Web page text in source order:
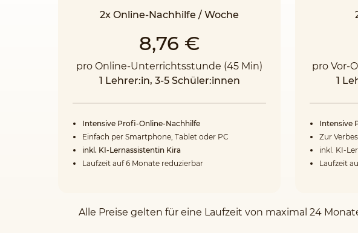
pro Vor-
1
Intensive
Zur
inkl. KI-
Laufzeit
2x Online-Nachhilfe / Woche
8,76 €
pro Online-Unterrichtsstunde (45 Min)
1 Lehrer:in, 3-5 Schüler:innen
Intensive Profi-Online-Nachhilfe
Einfach per Smartphone, Tablet oder PC
inkl. KI-Lernassistentin Kira
Laufzeit auf 6 Monate reduzierbar
Alle Preise gelten für eine Laufzeit von maximal 24